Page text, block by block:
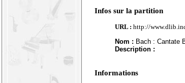
Infos sur la partition
URL : http://
Nom : Bach : Cantate
Description :
Informations